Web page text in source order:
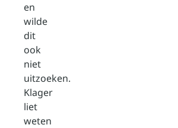
en
wilde
dit
ook
niet
uitzoeken.
Klager
liet
weten